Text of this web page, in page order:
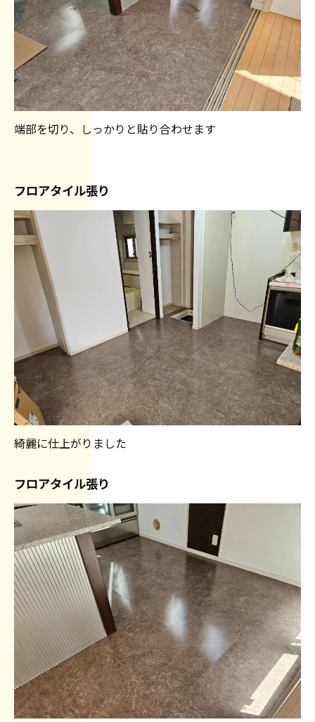
端部を切り、しっかりと貼り合わせます
フロアタイル張り
綺麗に仕上がりました
フロアタイル張り